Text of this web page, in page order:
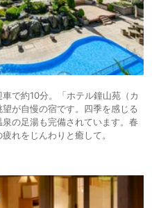
で約10分。「ホテル鐘山苑（カ
が自慢の宿です。四季を感じる
の足湯も完備されています。春
れをじんわりと癒して。